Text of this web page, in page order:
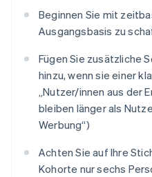
Beginnen Sie mit
Ausgangsbasis zu
Fügen Sie zusätzliche
hinzu, wenn sie einer
„Nutzer/innen aus der
bleiben länger als
Werbung“)
Achten Sie auf Ihre
Kohorte nur sechs